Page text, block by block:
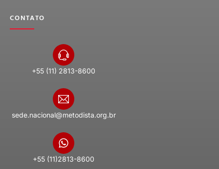
CONTATO
+55 (11) 2813-8600
sede.nacional@metodista.org.br
+55 (11)2813-8600